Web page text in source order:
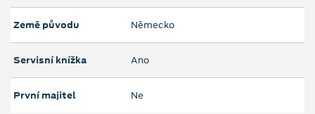
Země původu Německo
Servisní knížka Ano
První majitel Ne